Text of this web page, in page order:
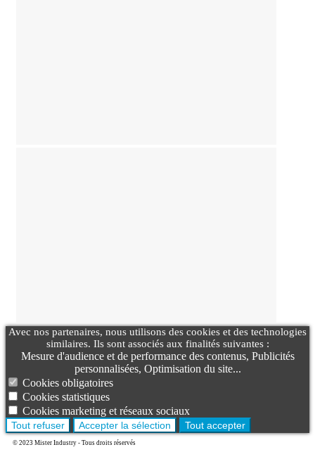
Avec nos partenaires, nous utilisons des cookies et des technologies
similaires. Ils sont associés aux finalités suivantes :
Mesure d'audience et de performance des contenus, Publicités
personnalisées, Optimisation du site...
Cookies obligatoires
Cookies statistiques
Cookies marketing et réseaux sociaux
Tout refuser Accepter la sélection Tout accepter
© 2023 Mister Industry - Tous droits réservés